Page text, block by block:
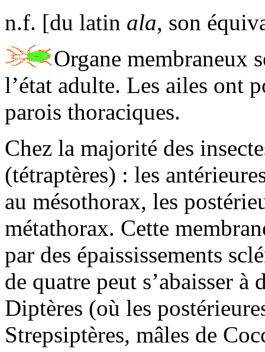
n.f. [du latin ala, son
Organe membraneux
l’état adulte. Les ailes ont
parois thoraciques.
Chez la majorité des
(tétraptères) : les
au mésothorax, les
métathorax. Cette
par des épaississements
de quatre peut s’abaisser
Diptères (où les
Strepsiptères, mâles de